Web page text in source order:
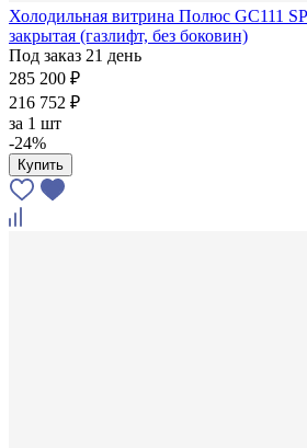
Холодильная витрина Полюс GC111
закрытая (газлифт, без боковин)
Под заказ 21 день
285 200 ₽
216 752 ₽
за 1 шт
-24%
Купить